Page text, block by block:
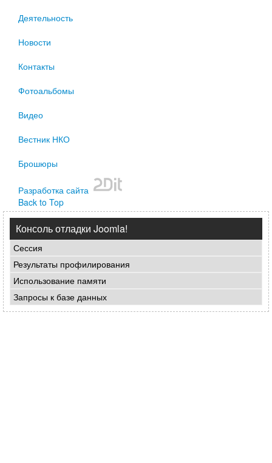
Деятельность
Новости
Контакты
Фотоальбомы
Видео
Вестник НКО
Брошюры
Разработка сайта
Back to Top
Консоль отладки Joomla!
Сессия
Результаты профилирования
Использование памяти
Запросы к базе данных